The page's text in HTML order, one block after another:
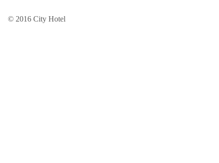
© 2016 City Hotel